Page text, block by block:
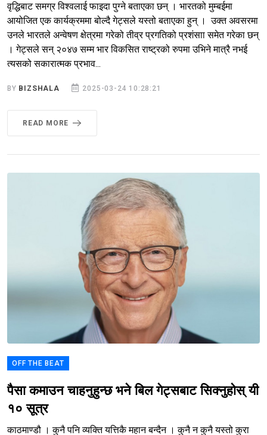
वृद्धिबाट समग्र विश्वलाई फाइदा पुग्ने बताएका छन् । भारतको मुम्बईमा
आयोजित एक कार्यक्रममा बोल्दै गेट्सले यस्तो बताएका हुन् । उक्त अवसरमा
उनले भारतले अन्वेषण क्षेत्रमा गरेको तीव्र प्रगतिको प्रशंसाा समेत गरेका छन्
। गेट्सले सन् २०४७ सम्म भार विकसित राष्ट्रको रुपमा उभिने मात्रै नभई
त्यसको सकारात्मक प्रभाव...
BY BIZSHALA 2025-03-24 10:28:21
READ MORE
OFF THE BEAT
पैसा कमाउन चाहनुहुन्छ भने बिल गेट्सबाट सिक्नुहोस् यी
१० सूत्र
काठमाण्डौ । कुनै पनि व्यक्ति यत्तिकै महान बन्दैन । कुनै न कुनै यस्तो कुरा